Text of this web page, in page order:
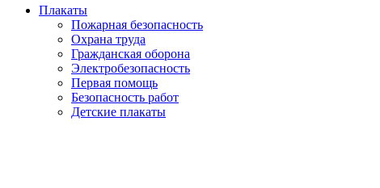
Плакаты
Пожарная безопасность
Охрана труда
Гражданская оборона
Электробезопасность
Первая помощь
Безопасность работ
Детские плакаты